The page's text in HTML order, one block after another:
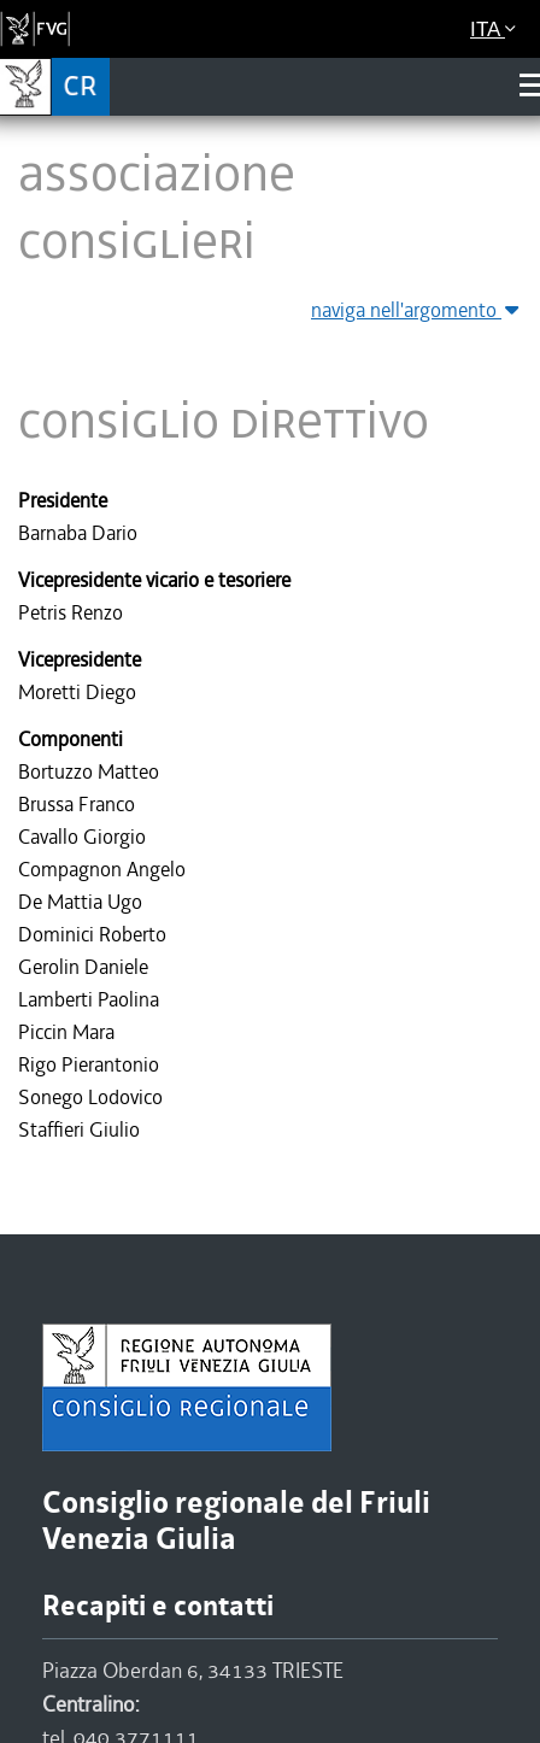
ITA
Associazione
Consiglieri
naviga nell'argomento
Consiglio direttivo
Presidente
Barnaba Dario
Vicepresidente vicario e tesoriere
Petris Renzo
Vicepresidente
Moretti Diego
Componenti
Bortuzzo Matteo
Brussa Franco
Cavallo Giorgio
Compagnon Angelo
De Mattia Ugo
Dominici Roberto
Gerolin Daniele
Lamberti Paolina
Piccin Mara
Rigo Pierantonio
Sonego Lodovico
Staffieri Giulio
Consiglio regionale del Friuli
Venezia Giulia
Recapiti e contatti
Piazza Oberdan 6, 34133 TRIESTE
Centralino: